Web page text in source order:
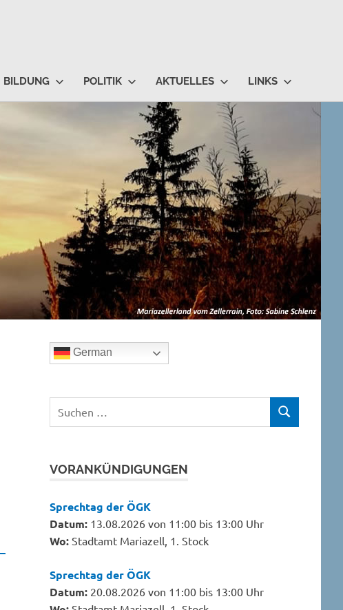
BILDUNG POLITIK AKTUELLES LINKS
German
Suchen
SUCHEN
VORANKÜNDIGUNGEN
Sprechtag der ÖGK
Datum: 13.08.2026 von 11:00 bis 13:00 Uhr
Wo: Stadtamt Mariazell, 1. Stock
Sprechtag der ÖGK
Datum: 20.08.2026 von 11:00 bis 13:00 Uhr